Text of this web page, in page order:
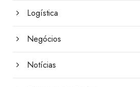
Logística
Negócios
Notícias